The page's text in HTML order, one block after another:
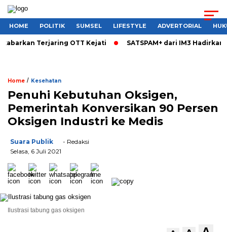
HOME POLITIK SUMSEL LIFESTYLE ADVERTORIAL
Terjaring OTT Kejati SATSPAM+ dari IM3
Home / Kesehatan
Penuhi Kebutuhan Oksigen,
Pemerintah Konversikan 90 Persen
Oksigen Industri ke Medis
Suara Publik
- Redaksi
Selasa, 6 Juli 2021
Ilustrasi tabung gas oksigen